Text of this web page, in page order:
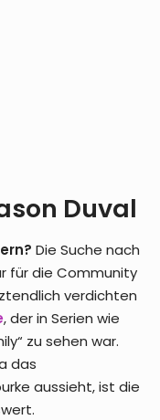
Duval
Die Suche nach
für die Community
verdichten
, der in Serien wie
zu sehen war.
das
aussieht, ist die